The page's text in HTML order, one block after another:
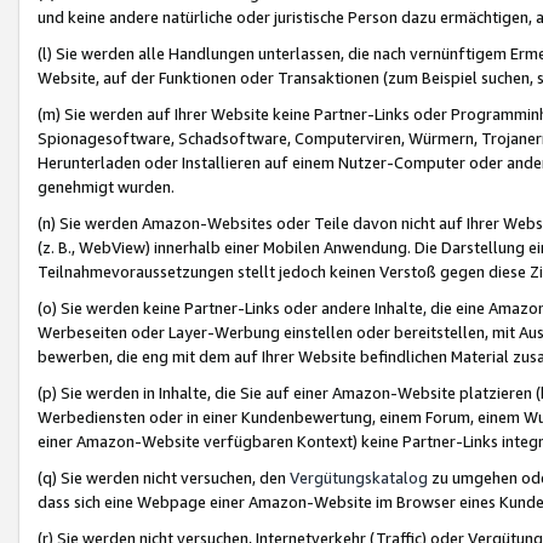
und keine andere natürliche oder juristische Person dazu
(l) Sie werden alle Handlungen unterlassen, die nach vernünftigem
Website, auf der Funktionen oder Transaktionen (zum Beispiel
(m) Sie werden auf Ihrer Website keine Partner-Links oder
Spionagesoftware, Schadsoftware, Computerviren, Würmern,
Herunterladen oder Installieren auf einem Nutzer-Computer oder
genehmigt wurden.
(n) Sie werden Amazon-Websites oder Teile davon nicht auf Ihrer
(z. B., WebView) innerhalb einer Mobilen Anwendung. Die Darstellung
Teilnahmevoraussetzungen stellt jedoch keinen Verstoß gegen diese
(o) Sie werden keine Partner-Links oder andere Inhalte, die eine
Werbeseiten oder Layer-Werbung einstellen oder bereitstellen, mit
bewerben, die eng mit dem auf Ihrer Website befindlichen Material
(p) Sie werden in Inhalte, die Sie auf einer Amazon-Website
Werbediensten oder in einer Kundenbewertung, einem Forum, einem
einer Amazon-Website verfügbaren Kontext) keine Partner-Links
(q) Sie werden nicht versuchen, den Vergütungskatalog zu umgehen
dass sich eine Webpage einer Amazon-Website im Browser eines
(r) Sie werden nicht versuchen, Internetverkehr (Traffic) oder